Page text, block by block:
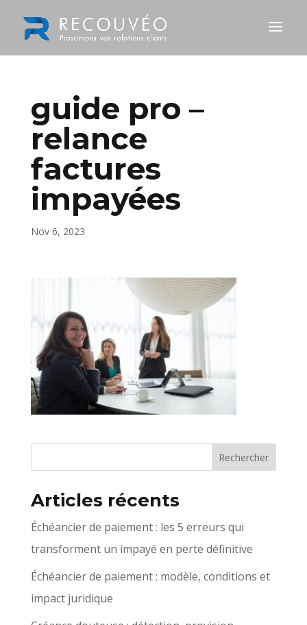
guide pro –
relance
factures
impayées
Nov 6, 2023
Articles récents
Échéancier de paiement : les 5 erreurs qui
transforment un impayé en perte définitive
Échéancier de paiement : modèle, conditions et
impact juridique